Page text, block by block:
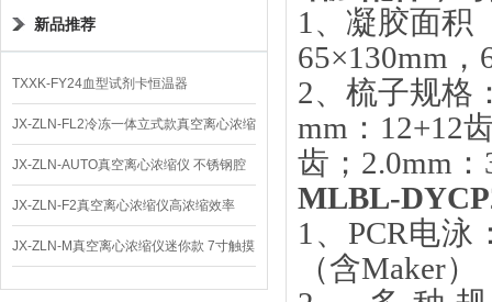
新品推荐
TXXK-FY24血型试剂卡恒温器
JX-ZLN-FL2冷冻一体立式款真空离心浓缩
仪 低温功能
JX-ZLN-AUTO真空离心浓缩仪 不锈钢腔
体
JX-ZLN-F2真空离心浓缩仪高浓缩效率
JX-ZLN-M真空离心浓缩仪迷你款 7寸触摸
屏
1 、 凝胶面积
65×130mm，
2、 梳子规格
mm：12+12
齿；2.0mm
MLBL-
1、PCR电泳
（含Maker）